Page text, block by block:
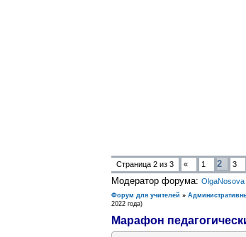
Страница 2 из 3 « 1 2 3
Модератор форума: OlgaNosova
Форум для учителей »
2022 года)
Марафон